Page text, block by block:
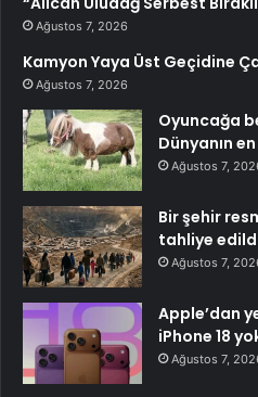
Ağustos 7, 2026
Kamyon Yaya Üst Geçidine
Ağustos 7, 2026
Oyuncağa
Dünyanın
Ağustos 7,
Bir şehir
tahliye
Ağustos 7,
Apple’dan
iPhone 18
Ağustos 7,